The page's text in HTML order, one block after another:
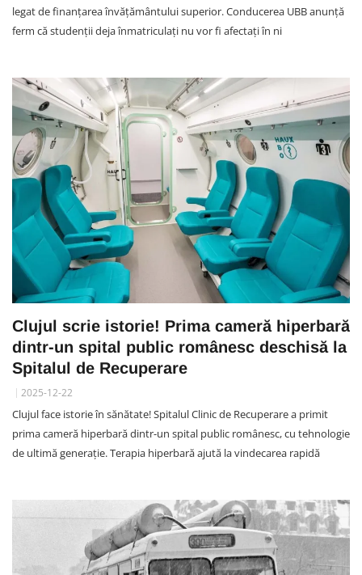
legat de finanțarea învățământului superior. Conducerea UBB anunță
ferm că studenții deja înmatriculați nu vor fi afectați în ni
Clujul scrie istorie! Prima cameră hiperbară
dintr-un spital public românesc deschisă la
Spitalul de Recuperare
2025-12-22
Clujul face istorie în sănătate! Spitalul Clinic de Recuperare a primit
prima cameră hiperbară dintr-un spital public românesc, cu tehnologie
de ultimă generație. Terapia hiperbară ajută la vindecarea rapidă